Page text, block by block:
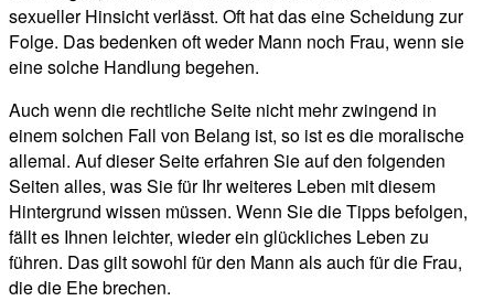
sexueller Hinsicht verlässt. Oft hat das eine Scheidung zur
Folge. Das bedenken oft weder Mann noch Frau, wenn sie
eine solche Handlung begehen.
Auch wenn die rechtliche Seite nicht mehr zwingend in
einem solchen Fall von Belang ist, so ist es die moralische
allemal. Auf dieser Seite erfahren Sie auf den folgenden
Seiten alles, was Sie für Ihr weiteres Leben mit diesem
Hintergrund wissen müssen. Wenn Sie die Tipps befolgen,
fällt es Ihnen leichter, wieder ein glückliches Leben zu
führen. Das gilt sowohl für den Mann als auch für die Frau,
die die Ehe brechen.